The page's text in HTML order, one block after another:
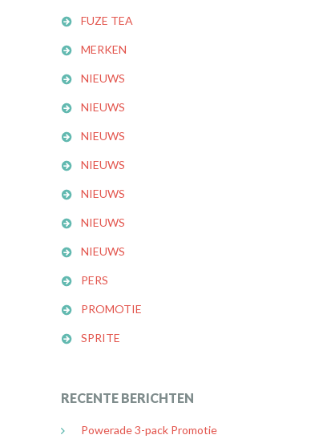
FUZE TEA
MERKEN
NIEUWS
NIEUWS
NIEUWS
NIEUWS
NIEUWS
NIEUWS
NIEUWS
PERS
PROMOTIE
SPRITE
RECENTE BERICHTEN
Powerade 3-pack Promotie